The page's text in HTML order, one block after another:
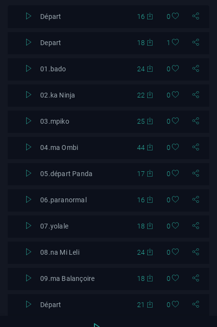
Départ 16 0
Depart 18 1
01.bado 24 0
02.ka Ninja 22 0
03.mpiko 25 0
04.ma Ombi 44 0
05.départ Panda 17 0
06.paranormal 16 0
07.yolale 18 0
08.na Mi Leli 24 0
09.ma Balançoire 18 0
Départ 21 0